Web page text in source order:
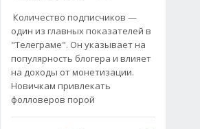
Количество подписчиков —
один из главных показателей в
"Телеграме". Он указывает на
популярность блогера и влияет
на доходы от монетизации.
Новичкам привлекать
фолловеров порой